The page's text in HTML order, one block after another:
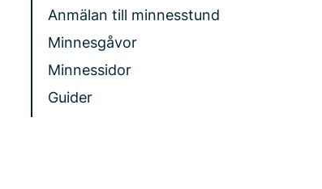
Anmälan till minnesstund
Minnesgåvor
Minnessidor
Guider